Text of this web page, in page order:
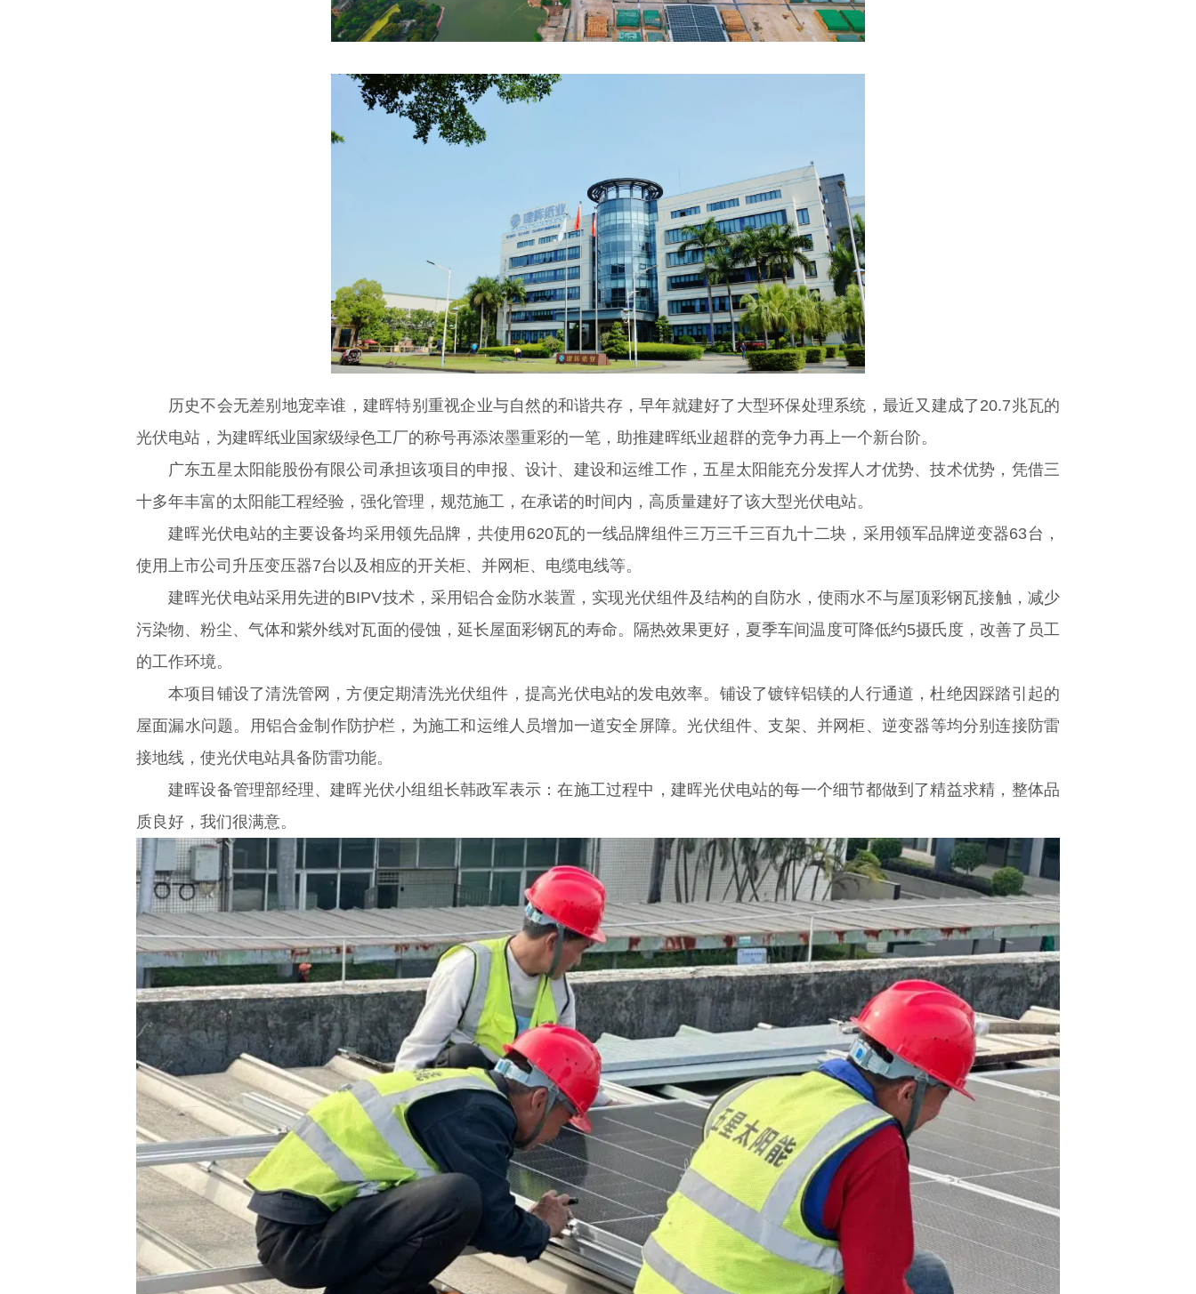
历史不会无差别地宠幸谁，建晖特别重视企业与自然的和谐共存，早年就建好了大型环保处理系统，最近又建成了20.7兆瓦的
光伏电站，为建晖纸业国家级绿色工厂的称号再添浓墨重彩的一笔，助推建晖纸业超群的竞争力再上一个新台阶。
广东五星太阳能股份有限公司承担该项目的申报、设计、建设和运维工作，五星太阳能充分发挥人才优势、技术优势，凭借三
十多年丰富的太阳能工程经验，强化管理，规范施工，在承诺的时间内，高质量建好了该大型光伏电站。
建晖光伏电站的主要设备均采用领先品牌，共使用620瓦的一线品牌组件三万三千三百九十二块，采用领军品牌逆变器63台，
使用上市公司升压变压器7台以及相应的开关柜、并网柜、电缆电线等。
建晖光伏电站采用先进的BIPV技术，采用铝合金防水装置，实现光伏组件及结构的自防水，使雨水不与屋顶彩钢瓦接触，减少
污染物、粉尘、气体和紫外线对瓦面的侵蚀，延长屋面彩钢瓦的寿命。隔热效果更好，夏季车间温度可降低约5摄氏度，改善了员工
的工作环境。
本项目铺设了清洗管网，方便定期清洗光伏组件，提高光伏电站的发电效率。铺设了镀锌铝镁的人行通道，杜绝因踩踏引起的
屋面漏水问题。用铝合金制作防护栏，为施工和运维人员增加一道安全屏障。光伏组件、支架、并网柜、逆变器等均分别连接防雷
接地线，使光伏电站具备防雷功能。
建晖设备管理部经理、建晖光伏小组组长韩政军表示：在施工过程中，建晖光伏电站的每一个细节都做到了精益求精，整体品
质良好，我们很满意。